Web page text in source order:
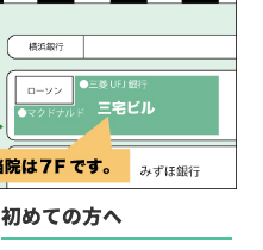
初めての方へ